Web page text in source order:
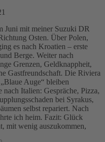
Juni mit meiner Suzuki DR
Osten. Über Polen,
es nach Kroatien – erste
Berge. Weiter nach
Grenzen, Geldknappheit,
Gastfreundschaft. Die Riviera
Auge“ bleiben
Italien: Gespräche, Pizza,
bei Syrakus,
selbst repariert. Nach
ich heim. Fazit: Glück
mit wenig auszukommen,